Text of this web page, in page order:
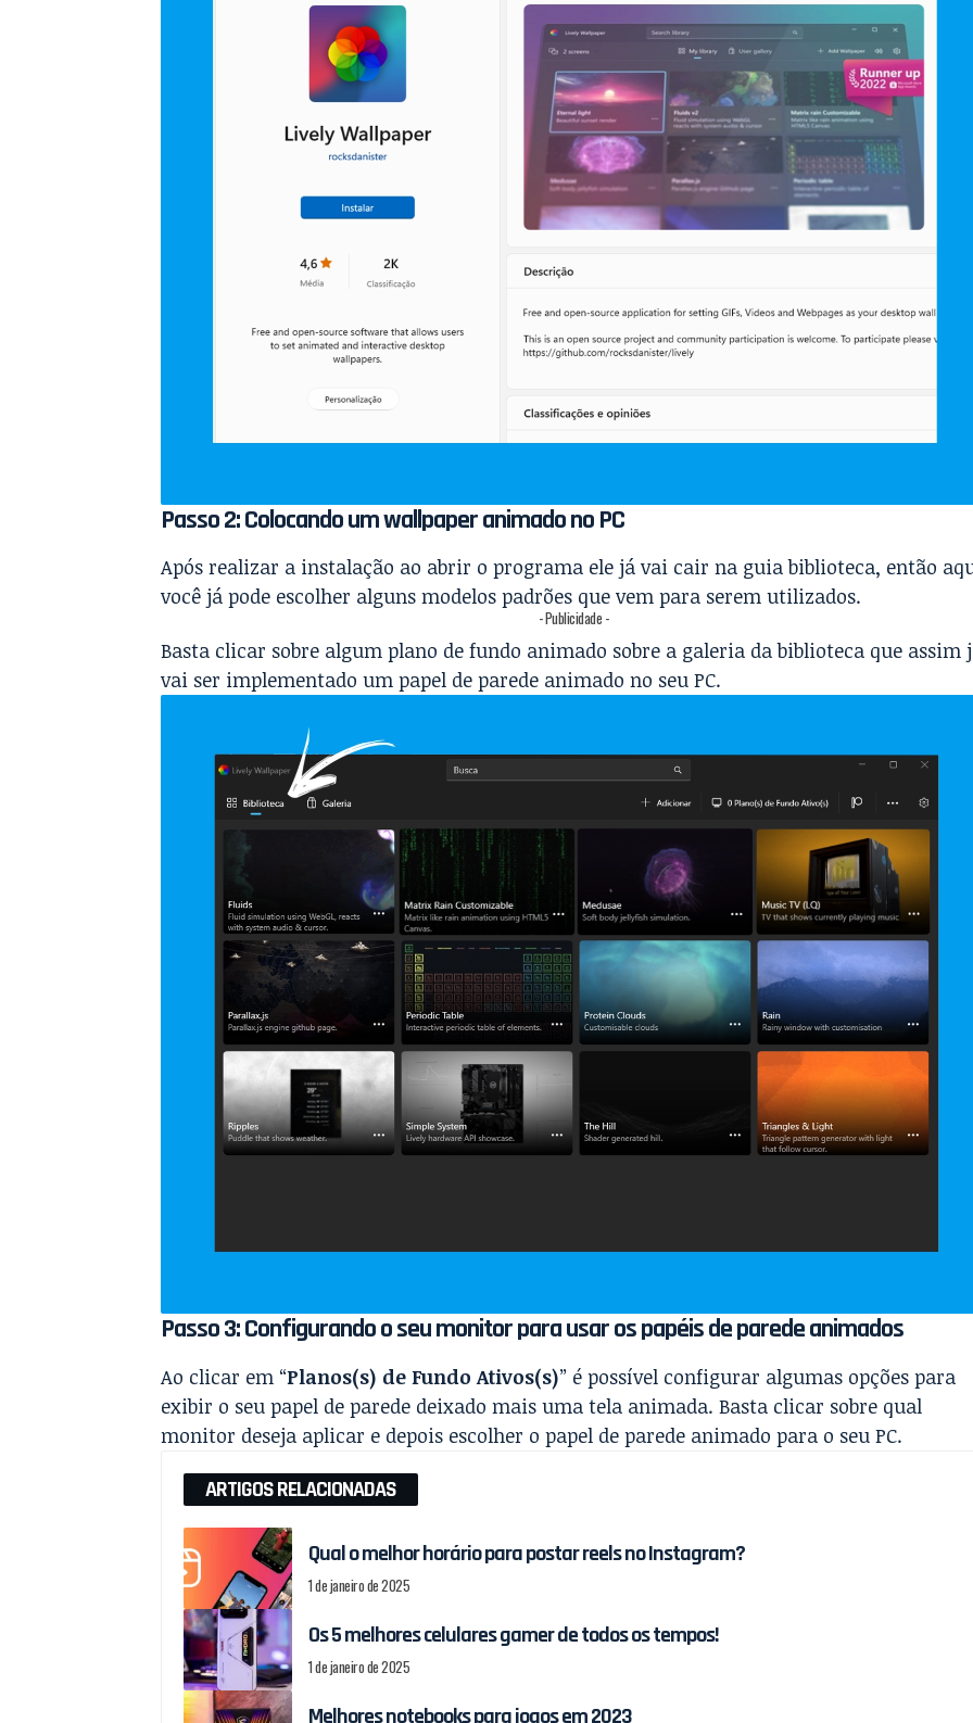
Passo 2: Colocando um wallpaper animado no PC
Após realizar a instalação ao abrir o programa ele já vai cair na guia biblioteca, então
você já pode escolher alguns modelos padrões que vem para serem utilizados.
- Publicidade -
Basta clicar sobre algum plano de fundo animado sobre a galeria da biblioteca que assim
vai ser implementado um papel de parede animado no seu PC.
Passo 3: Configurando o seu monitor para usar os papéis de parede animados
Ao clicar em “Planos(s) de Fundo Ativos(s)” é possível configurar algumas opções para
exibir o seu papel de parede deixado mais uma tela animada. Basta clicar sobre qual
monitor deseja aplicar e depois escolher o papel de parede animado para o seu PC.
ARTIGOS RELACIONADAS
Qual o melhor horário para postar reels no Instagram?
1 de janeiro de 2025
Os 5 melhores celulares gamer de todos os tempos!
1 de janeiro de 2025
Melhores notebooks para jogos em 2023